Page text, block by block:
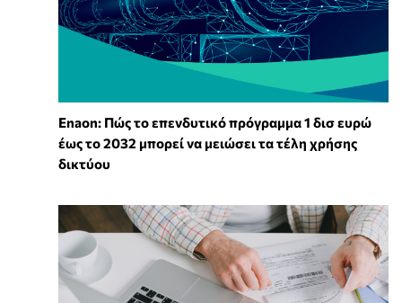
Enaon: Πώς το επενδυτικό πρόγραμμα 1 δισ ευρώ
έως το 2032 μπορεί να μειώσει τα τέλη χρήσης
δικτύου